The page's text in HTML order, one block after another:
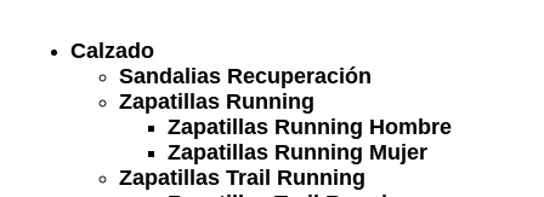
Calzado
Sandalias Recuperación
Zapatillas Running
Zapatillas Running Hombre
Zapatillas Running Mujer
Zapatillas Trail Running